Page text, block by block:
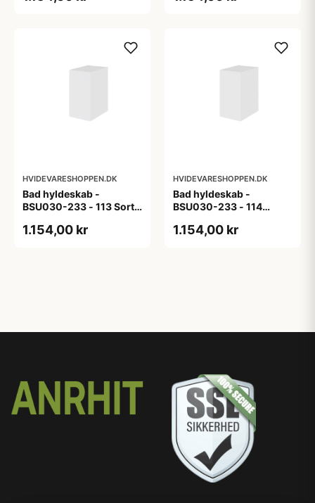
HVIDEVARESHOPPEN.DK
Bad hyldeskab -
BSU030-233 - 113 Sort
1.154,00 kr
HVIDEVARESHOPPEN.DK
Bad hyldeskab -
BSU030-233 - 114
m/eg ABS-kant
1.154,00 kr